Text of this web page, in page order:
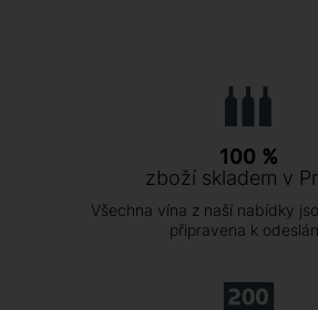
100 %
zboží skladem v
Všechna vína z naší nabídky
připravena k